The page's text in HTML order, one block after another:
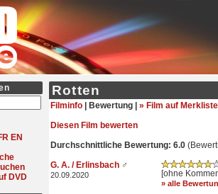
EN
DVD
Rotten
Filminfo Bewertung | » Film auf Merkliste
Diesen Film bewerten
Durchschnittliche Bewertung: 6.0
G. A. / Erlinsbach ♂
20.09.2020 [ohne
» alle